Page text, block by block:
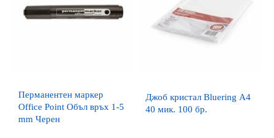
Перманентен маркер
Office Point Объл връх 1-5
mm Черен
Джоб кристал Bluering А4
40 мик. 100 бр.